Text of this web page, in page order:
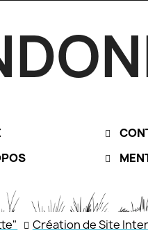
Création de Site